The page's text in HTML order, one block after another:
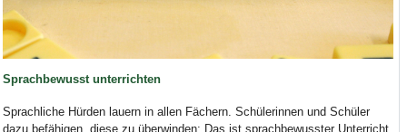
Sprachbewusst unterrichten
Sprachliche Hürden lauern in allen Fächern. Schülerinnen und Schüler
dazu befähigen, diese zu überwinden: Das ist sprachbewusster Unterricht.